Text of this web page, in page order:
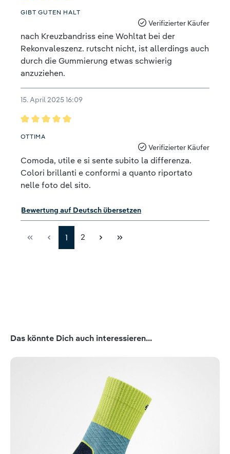
Bewertung mit 5 von 5 Sternen
GIBT GUTEN HALT
Verifizierter Käufer
nach Kreuzbandriss eine Wohltat bei der
Rekonvaleszenz. rutscht nicht, ist allerdings auch
durch die Gummierung etwas schwierig
anzuziehen.
15. April 2025 16:09
Bewertung mit 5 von 5 Sternen
OTTIMA
Verifizierter Käufer
Comoda, utile e si sente subito la differenza.
Colori brillanti e conformi a quanto riportato
nelle foto del sito.
Bewertung auf Deutsch übersetzen
1 2
Produktgalerie überspringen
Das könnte Dich auch interessieren...